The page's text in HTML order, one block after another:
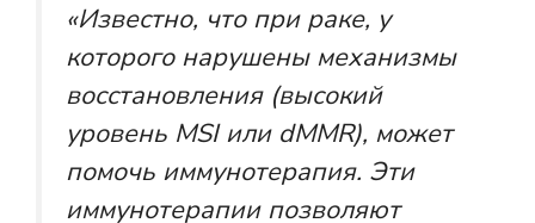
«Известно, что при раке, у
которого нарушены механизмы
восстановления (высокий
уровень MSI или dMMR), может
помочь иммунотерапия. Эти
иммунотерапии позволяют